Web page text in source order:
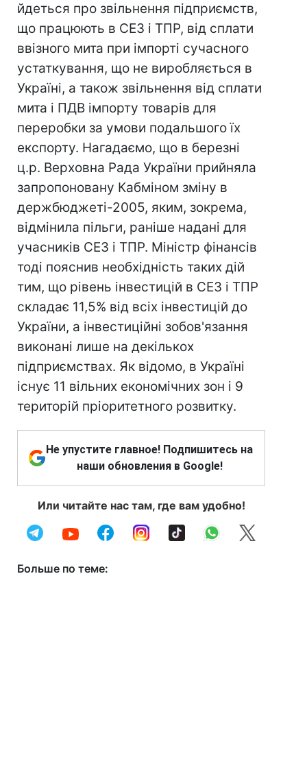
йдеться про звільнення підприємств,
що працюють в СЕЗ і ТПР, від сплати
ввізного мита при імпорті сучасного
устаткування, що не виробляється в
Україні, а також звільнення від сплати
мита і ПДВ імпорту товарів для
переробки за умови подальшого їх
експорту. Нагадаємо, що в березні
ц.р. Верховна Рада України прийняла
запропоновану Кабміном зміну в
держбюджеті-2005, яким, зокрема,
відмінила пільги, раніше надані для
учасників СЕЗ і ТПР. Міністр фінансів
тоді пояснив необхідність таких дій
тим, що рівень інвестицій в СЕЗ і ТПР
складає 11,5% від всіх інвестицій до
України, а інвестиційні зобов'язання
виконані лише на декількох
підприємствах. Як відомо, в Україні
існує 11 вільних економічних зон і 9
територій пріоритетного розвитку.
Не упустите главное! Подпишитесь на
наши обновления в Google!
Или читайте нас там, где вам удобно!
Больше по теме: